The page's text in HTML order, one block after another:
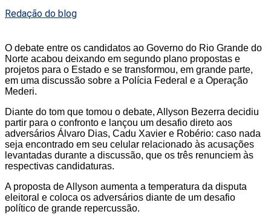
Redação do blog
O debate entre os candidatos ao Governo do Rio Grande do
Norte acabou deixando em segundo plano propostas e
projetos para o Estado e se transformou, em grande parte,
em uma discussão sobre a Polícia Federal e a Operação
Mederi.
Diante do tom que tomou o debate, Allyson Bezerra decidiu
partir para o confronto e lançou um desafio direto aos
adversários Álvaro Dias, Cadu Xavier e Robério: caso nada
seja encontrado em seu celular relacionado às acusações
levantadas durante a discussão, que os três renunciem às
respectivas candidaturas.
A proposta de Allyson aumenta a temperatura da disputa
eleitoral e coloca os adversários diante de um desafio
político de grande repercussão.